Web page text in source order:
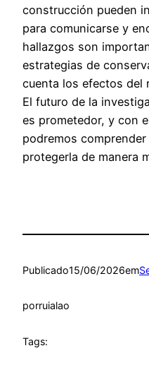
construcción pueden
para comunicarse y
hallazgos son
estrategias de
cuenta los efectos del
El futuro de la
es prometedor, y con
podremos
protegerla de manera
Publicado15/06/2026em
porruialao
Tags: